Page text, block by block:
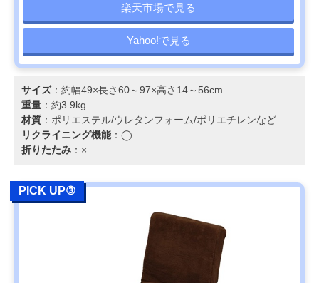
楽天市場で見る
Yahoo!で見る
サイズ：約幅49×長さ60～97×高さ14～56cm
重量 ：約3.9kg
材質 ：ポリエステル/ウレタンフォーム/ポリエチレンなど
リクライニング機能：◯
折りたたみ ：×
PICK UP③